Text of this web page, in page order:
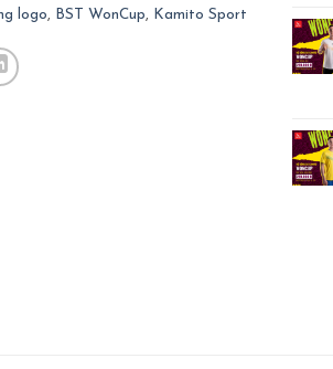
logo, BST WonCup, Kamito Sport